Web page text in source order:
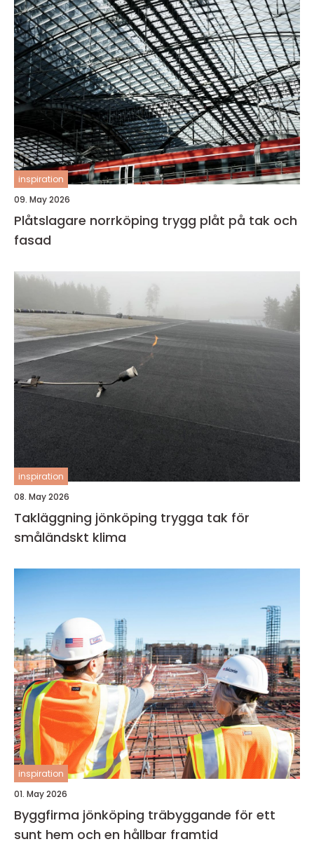
inspiration
09. May 2026
Plåtslagare norrköping trygg plåt på tak och
fasad
inspiration
08. May 2026
Takläggning jönköping trygga tak för
småländskt klima
inspiration
01. May 2026
Byggfirma jönköping träbyggande för ett
sunt hem och en hållbar framtid